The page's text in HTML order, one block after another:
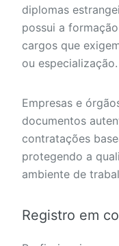
diplomas
possui a
cargos que
ou especialização.
Empresas e
documentos
contratações
protegendo a
ambiente de
Registro em